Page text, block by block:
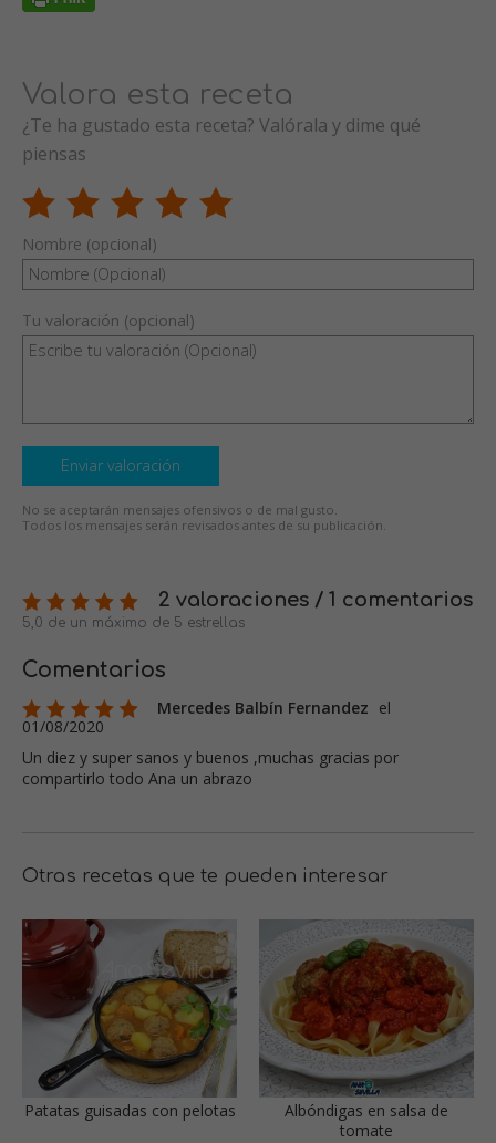
Valora esta receta
¿Te ha gustado esta receta? Valórala y dime qué
piensas
Nombre (opcional)
Tu valoración (opcional)
Enviar valoración
No se aceptarán mensajes ofensivos o de mal gusto.
Todos los mensajes serán revisados antes de su publicación.
2 valoraciones / 1 comentarios
5,0 de un máximo de 5 estrellas
Comentarios
Mercedes Balbín Fernandez el
01/08/2020
Un diez y super sanos y buenos ,muchas gracias por
compartirlo todo Ana un abrazo
Otras recetas que te pueden interesar
Patatas guisadas con pelotas
Albóndigas en salsa de
tomate